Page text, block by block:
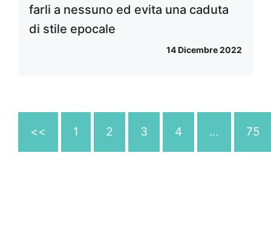
farli a nessuno ed evita una caduta
di stile epocale
14 Dicembre 2022
<< 1 2 3 4 … 75